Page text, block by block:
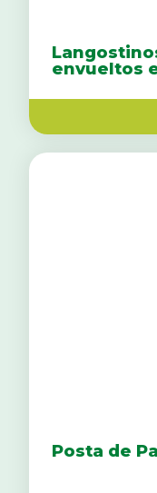
envueltos
Posta de